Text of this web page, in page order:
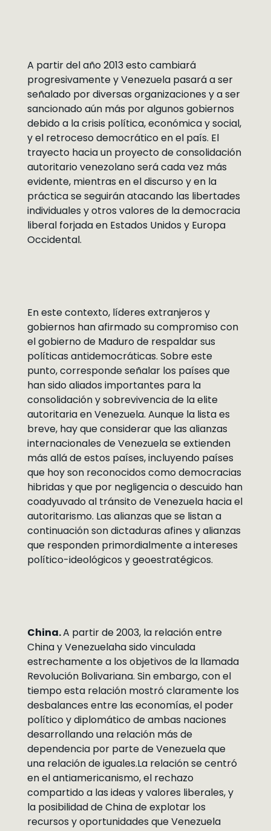
A partir del año 2013 esto cambiará
progresivamente y Venezuela pasará a ser
señalado por diversas organizaciones y a ser
sancionado aún más por algunos gobiernos
debido a la crisis política, económica y social,
y el retroceso democrático en el país. El
trayecto hacia un proyecto de consolidación
autoritario venezolano será cada vez más
evidente, mientras en el discurso y en la
práctica se seguirán atacando las libertades
individuales y otros valores de la democracia
liberal forjada en Estados Unidos y Europa
Occidental.
En este contexto, líderes extranjeros y
gobiernos han afirmado su compromiso con
el gobierno de Maduro de respaldar sus
políticas antidemocráticas. Sobre este
punto, corresponde señalar los países que
han sido aliados importantes para la
consolidación y sobrevivencia de la elite
autoritaria en Venezuela. Aunque la lista es
breve, hay que considerar que las alianzas
internacionales de Venezuela se extienden
más allá de estos países, incluyendo países
que hoy son reconocidos como democracias
hibridas y que por negligencia o descuido han
coadyuvado al tránsito de Venezuela hacia el
autoritarismo. Las alianzas que se listan a
continuación son dictaduras afines y alianzas
que responden primordialmente a intereses
político-ideológicos y geoestratégicos.
China.A partir de 2003, la relación entre
China y Venezuelaha sido vinculada
estrechamente a los objetivos de la llamada
Revolución Bolivariana. Sin embargo, con el
tiempo esta relación mostró claramente los
desbalances entre las economías, el poder
político y diplomático de ambas naciones
desarrollando una relación más de
dependencia por parte de Venezuela que
una relación de iguales.La relación se centró
en el antiamericanismo, el rechazo
compartido a las ideas y valores liberales, y
la posibilidad de China de explotar los
recursos y oportunidades que Venezuela